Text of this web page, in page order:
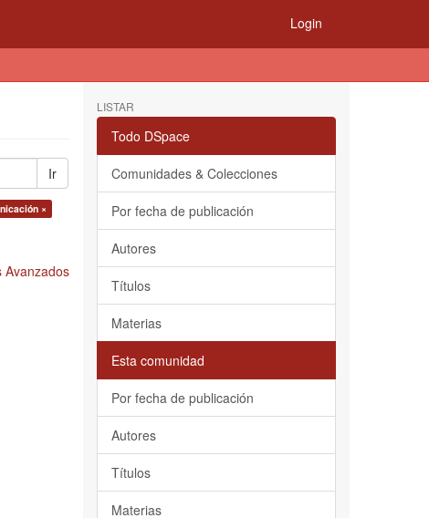
Login
Ir
×
Avanzados
LISTAR
Todo DSpace
Comunidades & Colecciones
Por fecha de publicación
Autores
Títulos
Materias
Esta comunidad
Por fecha de publicación
Autores
Títulos
Materias